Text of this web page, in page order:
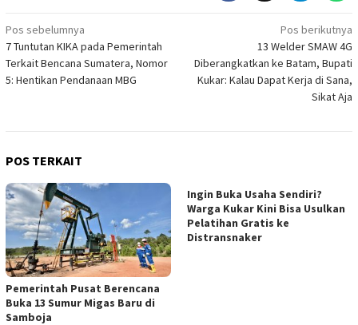
Navigasi
pos
Pos sebelumnya
7 Tuntutan KIKA pada Pemerintah
Terkait Bencana Sumatera, Nomor
5: Hentikan Pendanaan MBG
Pos berikutnya
13 Welder SMAW 4G
Diberangkatkan ke Batam, Bupati
Kukar: Kalau Dapat Kerja di Sana,
Sikat Aja
POS TERKAIT
Pemerintah Pusat Berencana
Buka 13 Sumur Migas Baru di
Samboja
Ingin Buka Usaha Sendiri?
Warga Kukar Kini Bisa Usulkan
Pelatihan Gratis ke
Distransnaker